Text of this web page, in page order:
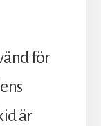
för
är